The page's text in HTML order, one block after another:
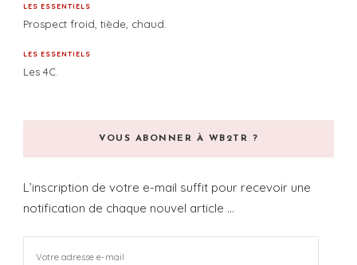
LES ESSENTIELS
Prospect froid, tiède, chaud.
LES ESSENTIELS
Les 4C.
VOUS ABONNER À WB2TR ?
L’inscription de votre e-mail suffit pour recevoir une
notification de chaque nouvel article ...